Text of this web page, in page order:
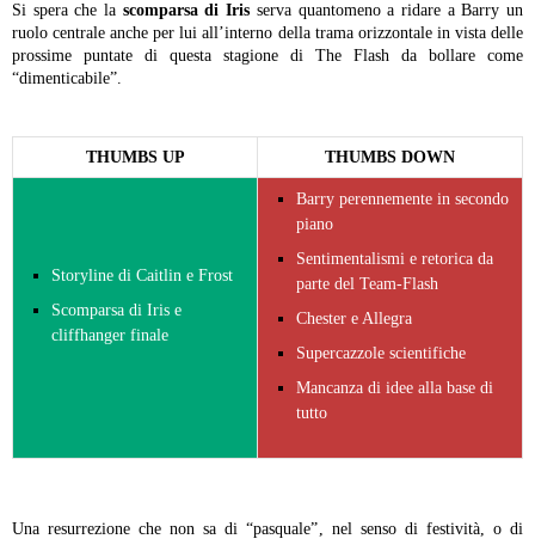
Si spera che la scomparsa di Iris serva quantomeno a ridare a Barry un
ruolo centrale anche per lui all’interno della trama orizzontale in vista delle
prossime puntate di questa stagione di The Flash da bollare come
“dimenticabile”.
THUMBS UP THUMBS DOWN
Storyline di Caitlin e Frost
Scomparsa di Iris e
cliffhanger finale
Barry perennemente in secondo
piano
Sentimentalismi e retorica da
parte del Team-Flash
Chester e Allegra
Supercazzole scientifiche
Mancanza di idee alla base di
tutto
Una resurrezione che non sa di “pasquale”, nel senso di festività, o di